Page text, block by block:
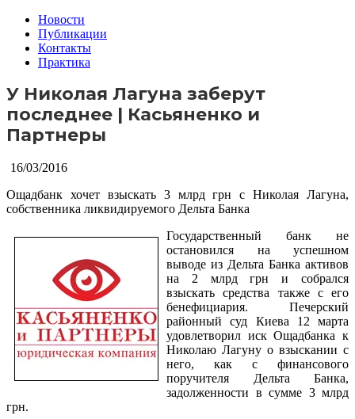
Новости
Публикации
Контакты
Практика
У Николая Лагуна заберут
последнее | Касьяненко и
Партнеры
16/03/2016
Ощадбанк хочет взыскать 3 млрд грн с Николая Лагуна,
собственника ликвидируемого Дельта Банка
Государственный банк не
остановился на успешном
выводе из Дельта Банка активов
на 2 млрд грн и собрался
взыскать средства также с его
бенефициария. Печерский
районный суд Киева 12 марта
удовлетворил иск Ощадбанка к
Николаю Лагуну о взыскании с
него, как с финансового
поручителя Дельта Банка,
задолженности в сумме 3 млрд
грн.